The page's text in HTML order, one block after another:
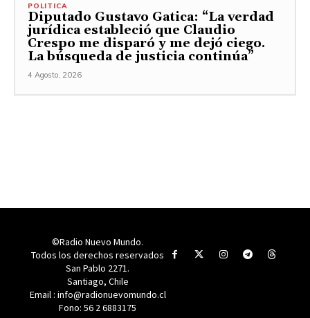
POLITICA
Diputado Gustavo Gatica: “La verdad
jurídica estableció que Claudio
Crespo me disparó y me dejó ciego.
La búsqueda de justicia continúa”
4 Agosto, 2026
©Radio Nuevo Mundo.
Todos los derechos reservados
San Pablo 2271.
Santiago, Chile
Email : info@radionuevomundo.cl
Fono: 56 2 6883175